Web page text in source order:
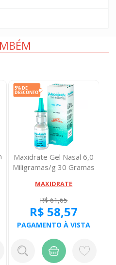
Maxidrate Gel Nasal 6,0
Miligramas/g 30 Gramas
MAXIDRATE
R$ 61,65
R$ 58,57
PAGAMENTO À VISTA